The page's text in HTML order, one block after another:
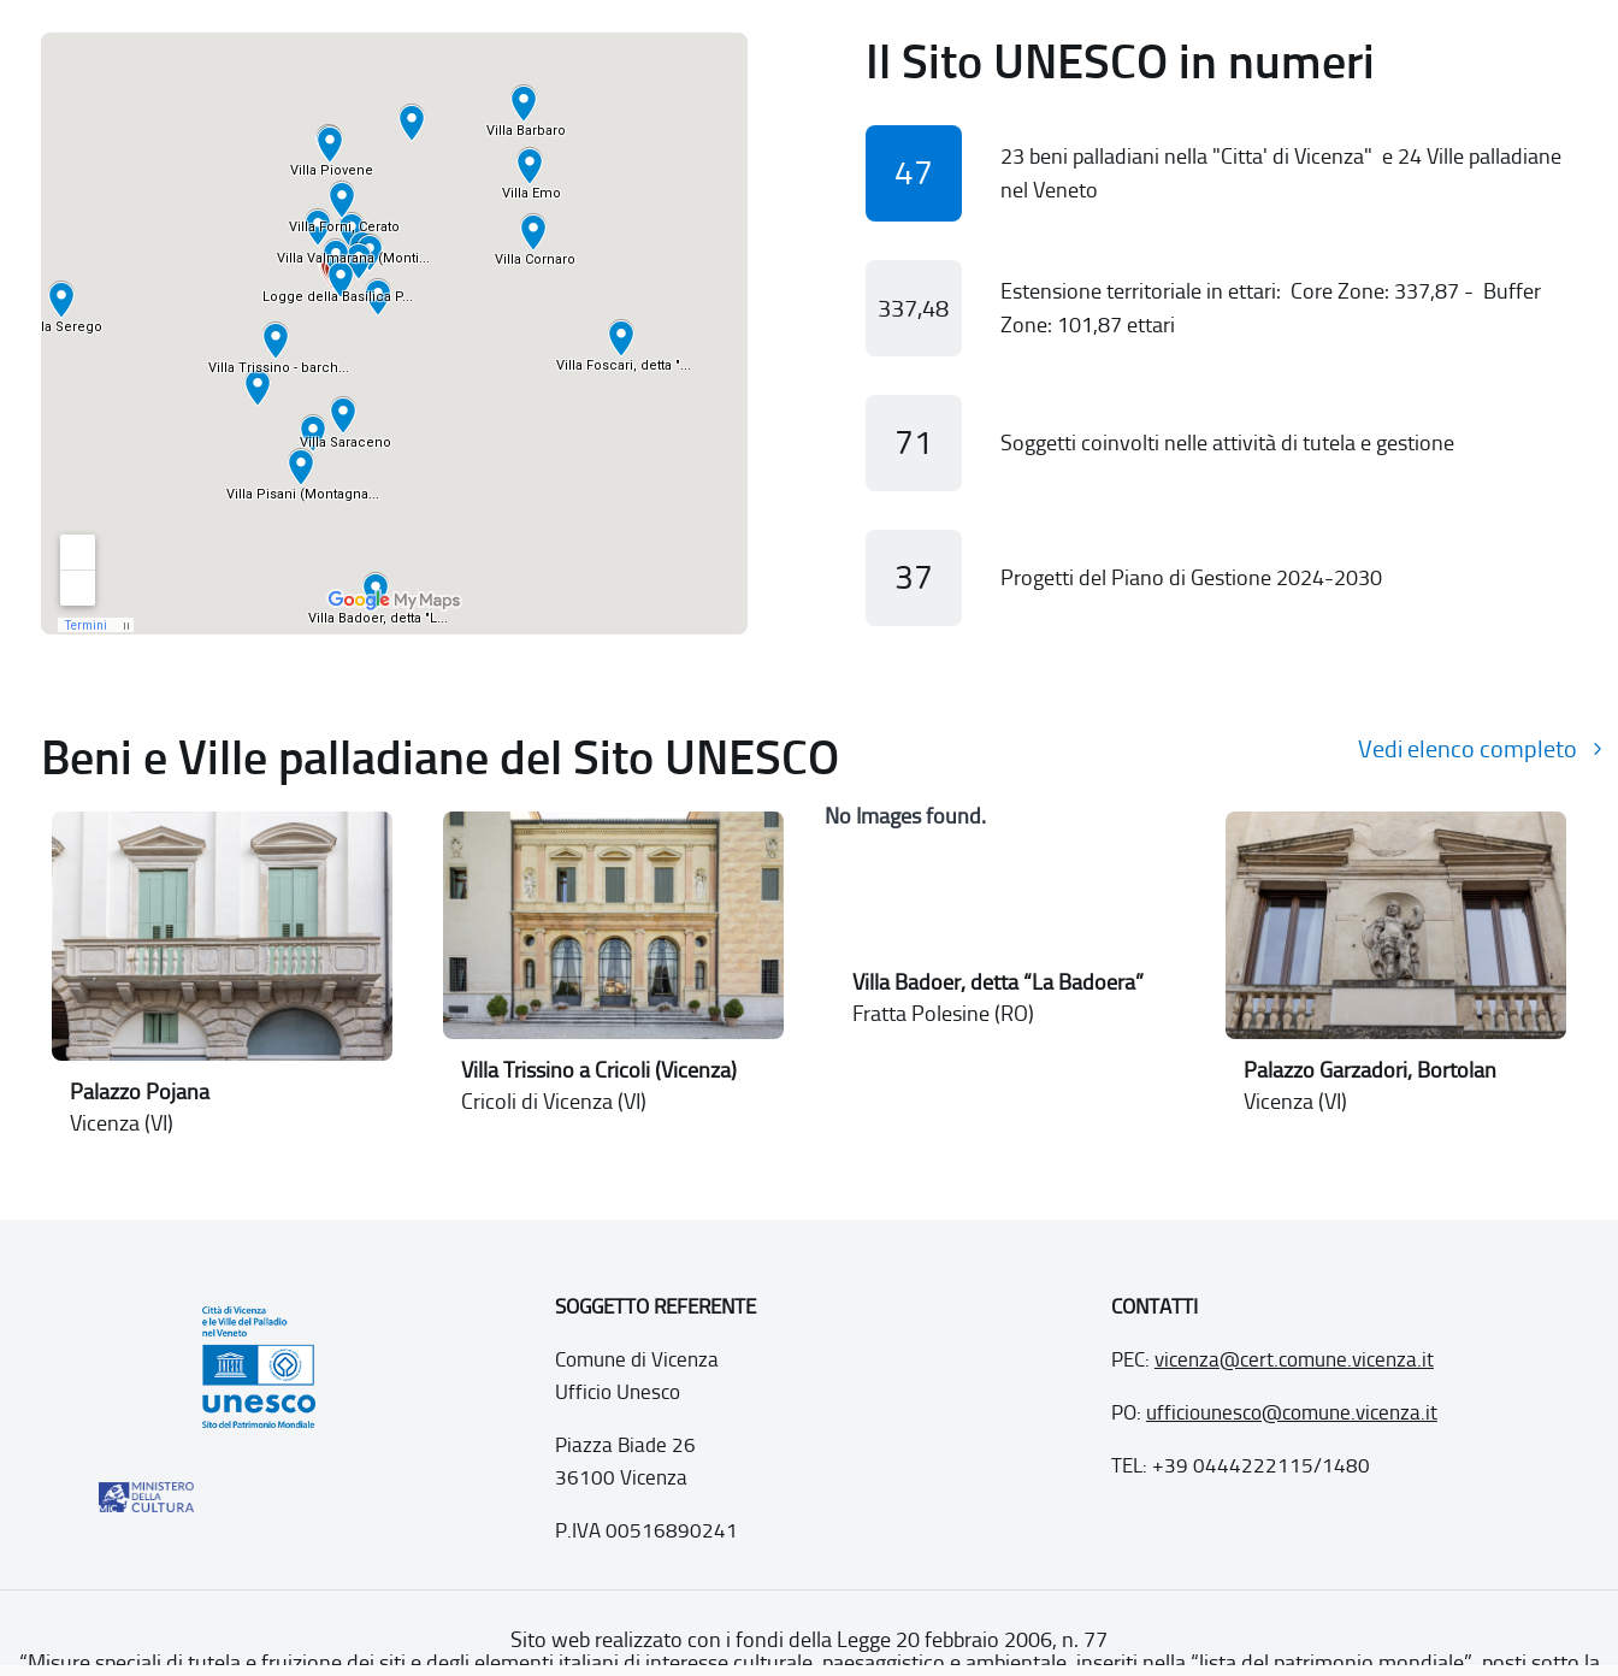
Il Sito UNESCO in numeri
47
23 beni palladiani nella "Citta' di Vicenza" e 24 Ville palladiane
nel Veneto
337,48
Estensione territoriale in ettari: Core Zone: 337,87 - Buffer
Zone: 101,87 ettari
71 Soggetti coinvolti nelle attività di tutela e gestione
37 Progetti del Piano di Gestione 2024-2030
Beni e Ville palladiane del Sito UNESCO Vedi elenco completo
Palazzo Pojana
Vicenza (VI)
Villa Trissino a Cricoli (Vicenza)
Cricoli di Vicenza (VI)
No Images found.
Villa Badoer, detta “La Badoera”
Fratta Polesine (RO)
Palazzo Garzadori, Bortolan
Vicenza (VI)
SOGGETTO REFERENTE
Comune di Vicenza
Ufficio Unesco
Piazza Biade 26
36100 Vicenza
P.IVA 00516890241
CONTATTI
PEC: vicenza@cert.comune.vicenza.it
PO: ufficiounesco@comune.vicenza.it
TEL: +39 0444222115/1480
Sito web realizzato con i fondi della Legge 20 febbraio 2006, n. 77
“Misure speciali di tutela e fruizione dei siti e degli elementi italiani di interesse culturale, paesaggistico e ambientale, inseriti nella “lista del patrimonio mondiale”, posti sotto la